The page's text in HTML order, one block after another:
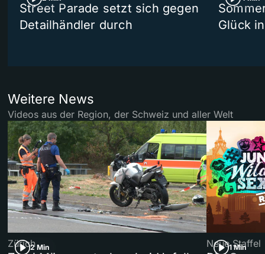
Street Parade setzt sich gegen
Detailhändler durch
Glück
Weitere News
Videos aus der Region, der Schweiz und aller Welt
2 Min
Zürich 1 Min
Neue Staffel